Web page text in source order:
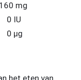
160 mg
0 IU
0 µg
het eten van